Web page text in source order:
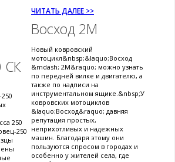
ЧИТАТЬ ДАЛЕЕ >>
СК
250
250
Восход 2М
Новый ковровский
мотоцикл&nbsp;&laquo;Восход
&mdash; 2М&raquo; можно узнать
по передней вилке и двигателю, а
также по надписи на
инструментальном ящике.&nbsp;У
ковровских мотоциклов
&laquo;Восход&raquo; давняя
репутация простых,
неприхотливых и надежных
машин. Благодаря этому они
пользуются спросом в городах и
особенно у жителей села, где